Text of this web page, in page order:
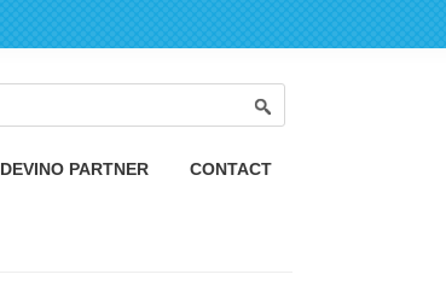
DEVINO PARTNER CONTACT